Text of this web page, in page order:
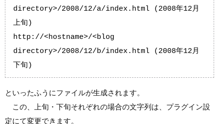
directory>/2008/12/a/index.html (2008年12月
上旬)
http://<hostname>/<blog
directory>/2008/12/b/index.html (2008年12月
下旬)
といったふうにファイルが生成されます。
この、上旬・下旬それぞれの場合の文字列は、プラグイン設
定にて変更できます。